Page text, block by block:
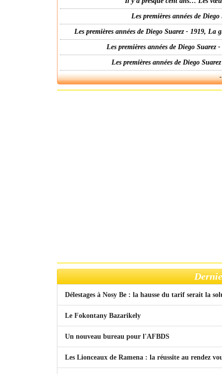
Les premières années de
Les premières années de Diego Suarez - 1919,
Les premières années de Diego
Les premières années de Diego
Délestages à Nosy Be : la hausse du tarif serait la
Le Fokontany Bazarikely
Un nouveau bureau pour l'AFBDS
Les Lionceaux de Ramena : la réussite au rendez